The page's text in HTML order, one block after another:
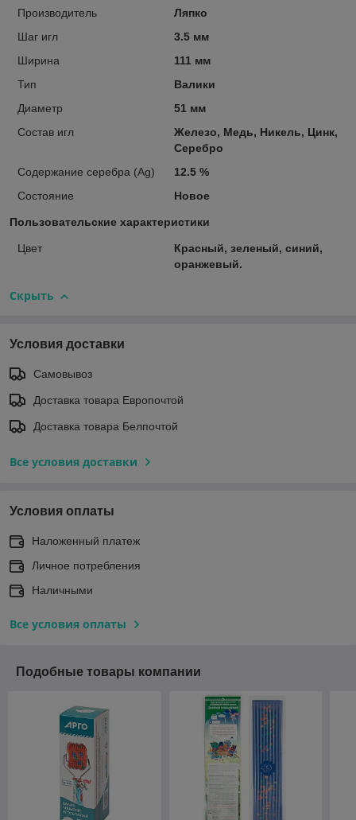
Производитель
Ляпко
Шаг игл
3.5 мм
Ширина
111 мм
Тип
Валики
Диаметр
51 мм
Состав игл
Железо, Медь, Никель, Цинк,
Серебро
Содержание серебра (Ag)
12.5 %
Состояние
Новое
Пользовательские характеристики
Цвет
Красный, зеленый, синий,
оранжевый.
Скрыть
Условия доставки
Самовывоз
Доставка товара Европочтой
Доставка товара Белпочтой
Все условия доставки
Условия оплаты
Наложенный платеж
Личное потребления
Наличными
Все условия оплаты
Подобные товары компании